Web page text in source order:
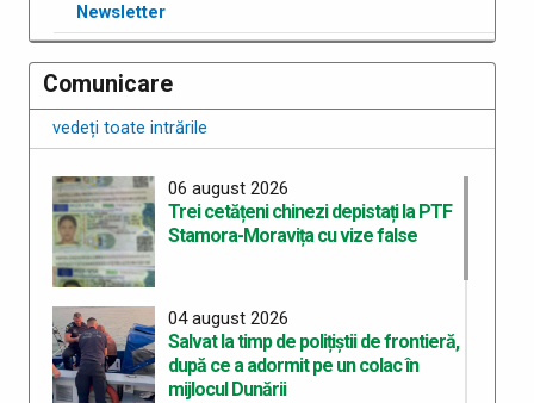
Newsletter
Comunicare
vedeți toate intrările
06 august 2026
Trei cetățeni chinezi depistați la PTF
Stamora-Moravița cu vize false
04 august 2026
Salvat la timp de polițiștii de frontieră,
după ce a adormit pe un colac în
mijlocul Dunării